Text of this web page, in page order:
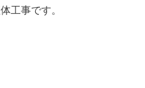
工事です。